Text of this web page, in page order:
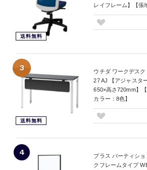
送料無料
レイフレーム】【張
3
送料無料
ウチダ ワークデス
27 AJ 【アジャスタ
650×高さ720mm】
カラー：8色】
4
プラス パーティシ
クフレームタイプ